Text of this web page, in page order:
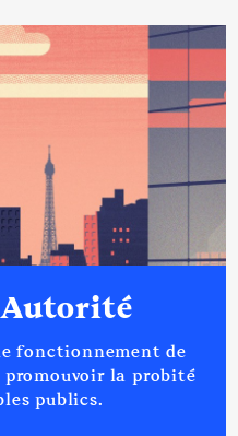
fonctionnement de
la probité
publics.